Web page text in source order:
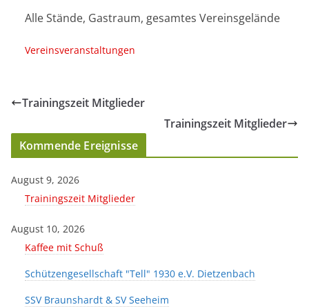
Alle Stände, Gastraum, gesamtes Vereinsgelände
Vereinsveranstaltungen
Trainingszeit Mitglieder
Trainingszeit Mitglieder
Kommende Ereignisse
August 9, 2026
Trainingszeit Mitglieder
August 10, 2026
Kaffee mit Schuß
Schützengesellschaft "Tell" 1930 e.V. Dietzenbach
SSV Braunshardt & SV Seeheim